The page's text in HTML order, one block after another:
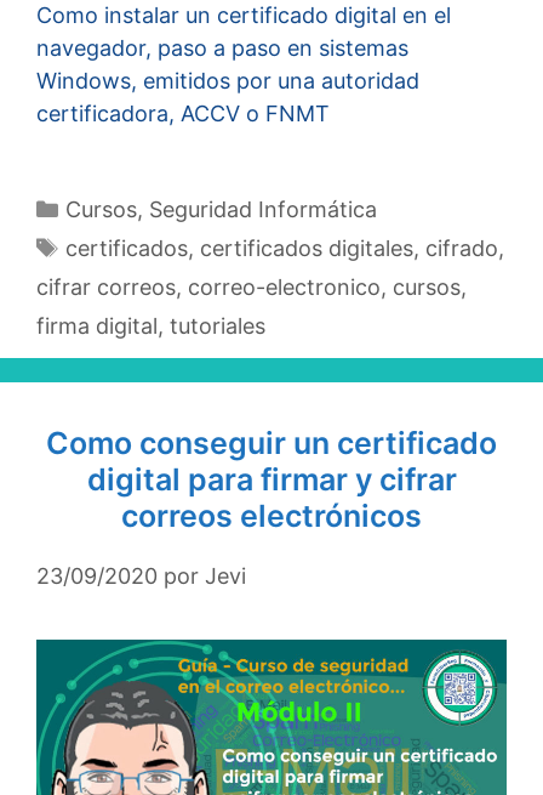
Como instalar un certificado digital en el
navegador, paso a paso en sistemas
Windows, emitidos por una autoridad
certificadora, ACCV o FNMT
Categorías
Cursos, Seguridad Informática
Etiquetas
certificados, certificados digitales, cifrado,
cifrar correos, correo-electronico, cursos,
firma digital, tutoriales
Como conseguir un certificado
digital para firmar y cifrar
correos electrónicos
23/09/2020 por Jevi